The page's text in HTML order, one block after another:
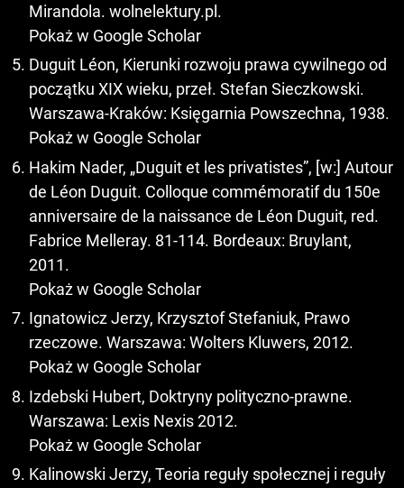
Mirandola. wolnelektury.pl.
Pokaż w Google Scholar
Duguit Léon, Kierunki rozwoju prawa cywilnego od
początku XIX wieku, przeł. Stefan Sieczkowski.
Warszawa-Kraków: Księgarnia Powszechna, 1938.
Pokaż w Google Scholar
Hakim Nader, „Duguit et les privatistes”, [w:] Autour
de Léon Duguit. Colloque commémoratif du 150e
anniversaire de la naissance de Léon Duguit, red.
Fabrice Melleray. 81-114. Bordeaux: Bruylant,
2011.
Pokaż w Google Scholar
Ignatowicz Jerzy, Krzysztof Stefaniuk, Prawo
rzeczowe. Warszawa: Wolters Kluwers, 2012.
Pokaż w Google Scholar
Izdebski Hubert, Doktryny polityczno-prawne.
Warszawa: Lexis Nexis 2012.
Pokaż w Google Scholar
Kalinowski Jerzy, Teoria reguły społecznej i reguły